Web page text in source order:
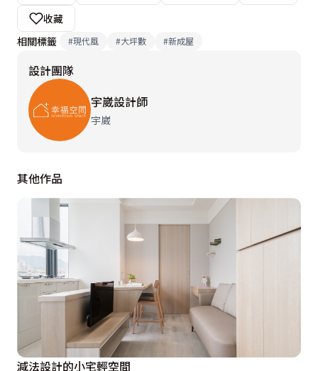
片城市綠洲，可以在此散步運動、舉辦派對，滿足屋主下
班後渴望放鬆的疲憊心靈。
收藏
相關標籤
#現代風 #大坪數 #新成屋
設計團隊
宇崴設計師
宇崴
其他作品
減法設計的小宅輕空間